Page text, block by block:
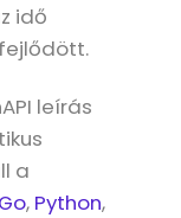
idő
leírás
a
Go, Python,